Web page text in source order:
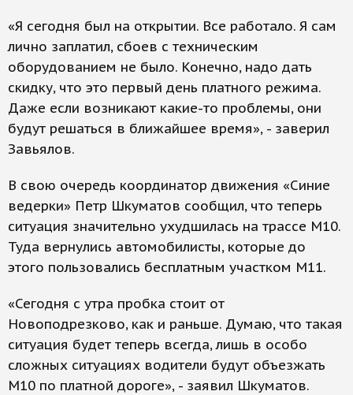
«Я сегодня был на открытии. Все работало. Я сам
лично заплатил, сбоев с техническим
оборудованием не было. Конечно, надо дать
скидку, что это первый день платного режима.
Даже если возникают какие-то проблемы, они
будут решаться в ближайшее время», - заверил
Завьялов.
В свою очередь координатор движения «Синие
ведерки» Петр Шкуматов сообщил, что теперь
ситуация значительно ухудшилась на трассе М10.
Туда вернулись автомобилисты, которые до
этого пользовались бесплатным участком М11.
«Сегодня с утра пробка стоит от
Новоподрезково, как и раньше. Думаю, что такая
ситуация будет теперь всегда, лишь в особо
сложных ситуациях водители будут объезжать
М10 по платной дороге», - заявил Шкуматов.